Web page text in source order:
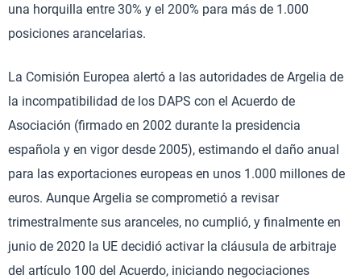
una horquilla entre 30% y el 200% para más de 1.000
posiciones arancelarias.
La Comisión Europea alertó a las autoridades de Argelia de
la incompatibilidad de los DAPS con el Acuerdo de
Asociación (firmado en 2002 durante la presidencia
española y en vigor desde 2005), estimando el daño anual
para las exportaciones europeas en unos 1.000 millones de
euros. Aunque Argelia se comprometió a revisar
trimestralmente sus aranceles, no cumplió, y finalmente en
junio de 2020 la UE decidió activar la cláusula de arbitraje
del artículo 100 del Acuerdo, iniciando negociaciones